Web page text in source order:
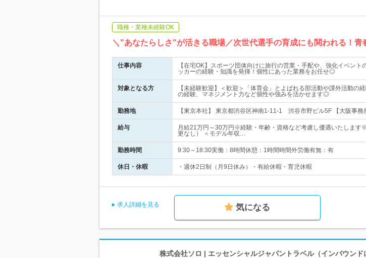
職種・業種未経験OK
＼"あなたらしさ"が活きる職場／次世代選手の育成にも関われる！
仕事内容
【在宅OK】スポーツ団体向けに旅行の営業・手配や、強化イベン
ッカーの経験・知識を発揮！個性にあった業務をお任せ◎
対象となる方
【未経験歓迎】＜歓迎＞「体育会」とよばれる部活動や課外活動の
の経験、マネジメント力など個性や強みを活かせます◎
勤務地 【東京本社】 東京都渋谷区神南1-11-1 渋谷市野ビル5F 【大阪事
給与
月給21万円～30万円※経験・年齢・資格など考慮し優遇いたします
更なし） ＜モデル年収…
勤務時間 9:30～18:30実働：8時間休憩：1時間時間外労働有無：有
休日・休暇 ・週休2日制（月9日休み）・有給休暇・育児休暇
求人詳細を見る 気になる
株式会社ソロ | エッセンシャルジャパントラベル（インバウンド